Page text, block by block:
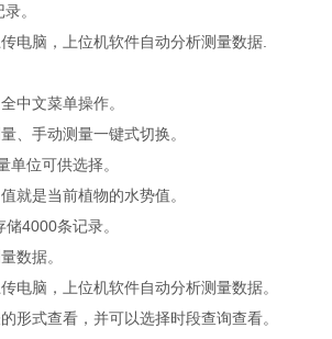
。
电脑，上位机软件自动分析测量数据.
中文菜单操作。
、手动测量一键式切换。
单位可供选择。
就是当前植物的水势值。
4000条记录。
数据。
电脑，上位机软件自动分析测量数据。
形式查看，并可以选择时段查询查看。